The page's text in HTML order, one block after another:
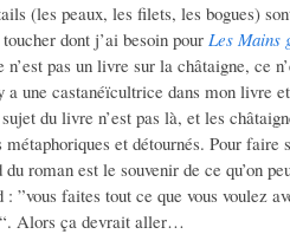
(les peaux, les filets, les bogues)
dont j’ai besoin pour Les Mains
n’est pas un livre sur la châtaigne, ce
a une castanéïcultrice dans mon livre
du livre n’est pas là, et les
métaphoriques et détournés. Pour
du roman est le souvenir de ce qu’on
”vous faites tout ce que vous voulez
Alors ça devrait aller…